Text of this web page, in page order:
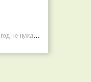
Горжусь тем, что моя семья круглый год не нуждается в покупных витаминах